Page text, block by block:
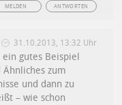
ANTWORTEN
MELDEN
31.10.2013, 13:32 Uhr
gutes Beispiel
Ähnliches zum
und dann zu
– wie schon